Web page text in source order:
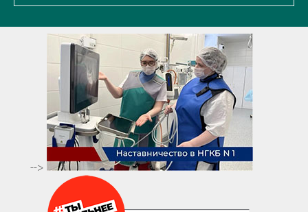
-->